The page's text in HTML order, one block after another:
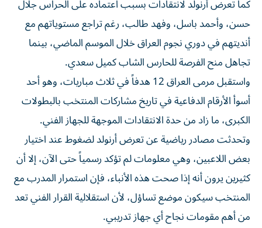
كما تعرض أرنولد لانتقادات بسبب اعتماده على الحراس جلال
حسن، وأحمد باسل، وفهد طالب، رغم تراجع مستوياتهم مع
أنديتهم في دوري نجوم العراق خلال الموسم الماضي، بينما
تجاهل منح الفرصة للحارس الشاب كميل سعدي.
واستقبل مرمى العراق 12 هدفاً في ثلاث مباريات، وهو أحد
أسوأ الأرقام الدفاعية في تاريخ مشاركات المنتخب بالبطولات
الكبرى، ما زاد من حدة الانتقادات الموجهة للجهاز الفني.
وتحدثت مصادر رياضية عن تعرض أرنولد لضغوط عند اختيار
بعض اللاعبين، وهي معلومات لم تؤكد رسمياً حتى الآن، إلا أن
كثيرين يرون أنه إذا صحت هذه الأنباء، فإن استمرار المدرب مع
المنتخب سيكون موضع تساؤل، لأن استقلالية القرار الفني تعد
من أهم مقومات نجاح أي جهاز تدريبي.